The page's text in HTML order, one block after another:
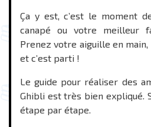
Ça y est, c’est le moment
canapé ou votre meilleur
Prenez votre aiguille en
et c’est parti !
Le guide pour réaliser des
Ghibli est très bien expliqué.
étape par étape.